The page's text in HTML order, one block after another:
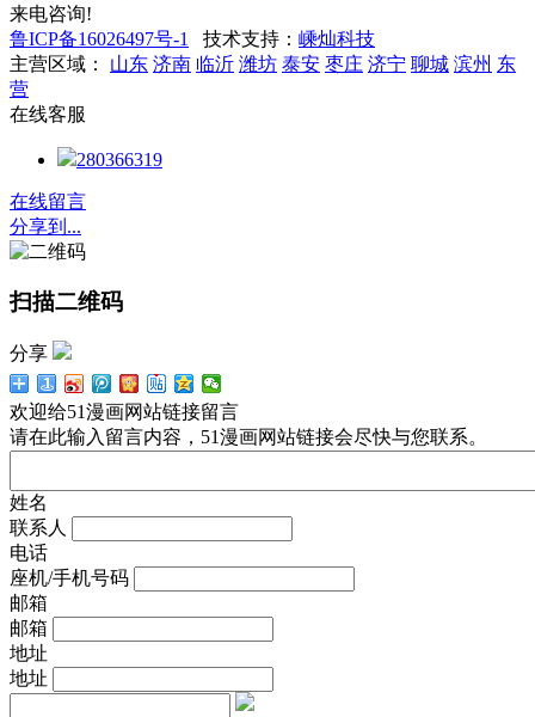
来电咨询!
鲁ICP备16026497号-1
技术支持： 嵊灿科技
主营区域： 山东 济南 临沂 潍坊 泰安 枣庄 济宁 聊城 滨州 东
营
在线客服
280366319
在线留言
分享到...
扫描二维码
分享
欢迎给51漫画网站链接留言
请在此输入留言内容，51漫画网站链接会尽快与您联系。
姓名
联系人
电话
座机/手机号码
邮箱
邮箱
地址
地址